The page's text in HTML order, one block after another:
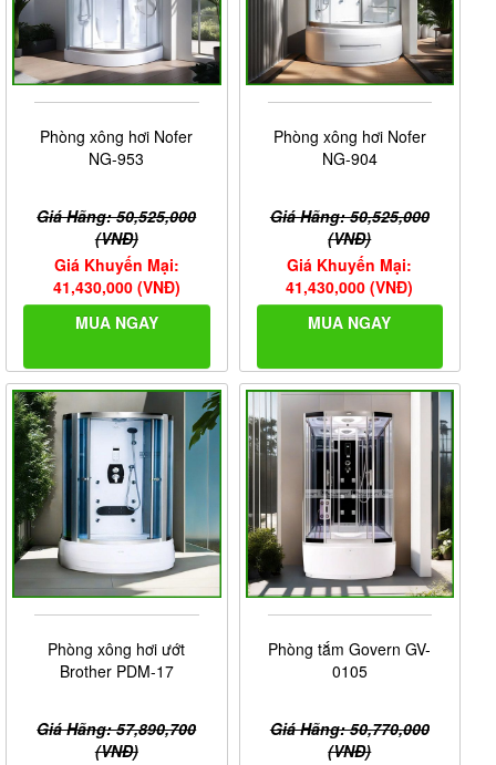
Phòng xông hơi Nofer
NG-953
Giá Hãng: 50,525,000
(VNĐ)
Giá Khuyến Mại:
41,430,000 (VNĐ)
MUA NGAY
Phòng xông hơi Nofer
NG-904
Giá Hãng: 50,525,000
(VNĐ)
Giá Khuyến Mại:
41,430,000 (VNĐ)
MUA NGAY
Phòng xông hơi ướt
Brother PDM-17
Giá Hãng: 57,890,700
(VNĐ)
Phòng tắm Govern GV-
0105
Giá Hãng: 50,770,000
(VNĐ)